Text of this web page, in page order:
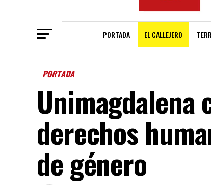
PORTADA EL CALLEJERO
PORTADA
Unimagdalena
derechos
de género